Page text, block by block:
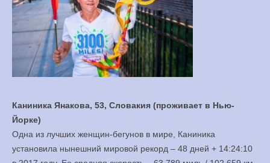
Каниника Янакова, 53, Словакия (проживает в Нью-
Йорке)
Одна из лучших женщин-бегунов в мире, Каниника
установила нынешний мировой рекорд – 48 дней + 14:24:10